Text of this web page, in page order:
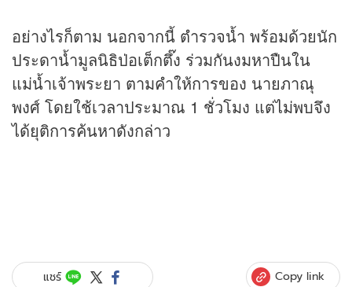
อย่างไรก็ตาม นอกจากนี้ ตำรวจน้ำ พร้อมด้วยนัก
ประดาน้ำมูลนิธิป่อเต็กตึ๊ง ร่วมกันงมหาปืนใน
แม่น้ำเจ้าพระยา ตามคำให้การของ นายภาณุ
พงศ์ โดยใช้เวลาประมาณ 1 ชั่วโมง แต่ไม่พบจึง
ได้ยุติการค้นหาดังกล่าว
แชร์ Copy link